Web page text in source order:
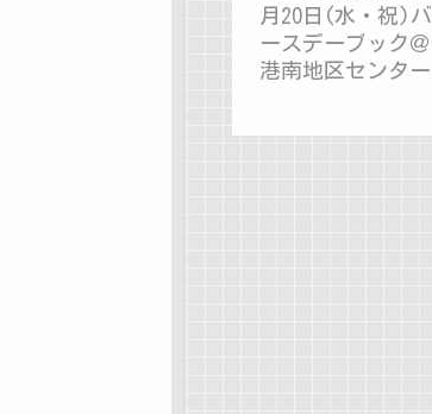
月20日(水・祝)バ
ースデーブック＠
港南地区センター